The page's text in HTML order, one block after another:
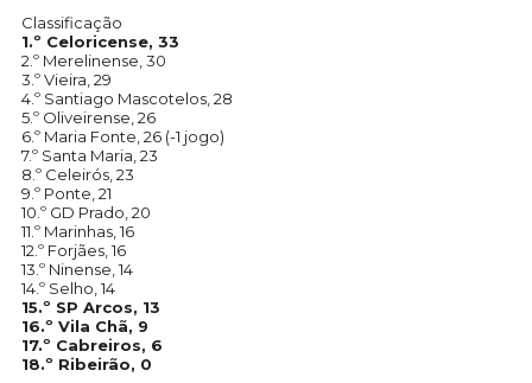
Classificação
1.º Celoricense, 33
2.º Merelinense, 30
3.º Vieira, 29
4.º Santiago Mascotelos, 28
5.º Oliveirense, 26
6.º Maria Fonte, 26 (-1 jogo)
7.º Santa Maria, 23
8.º Celeirós, 23
9.º Ponte, 21
10.º GD Prado, 20
11.º Marinhas, 16
12.º Forjães, 16
13.º Ninense, 14
14.º Selho, 14
15.º SP Arcos, 13
16.º Vila Chã, 9
17.º Cabreiros, 6
18.º Ribeirão, 0